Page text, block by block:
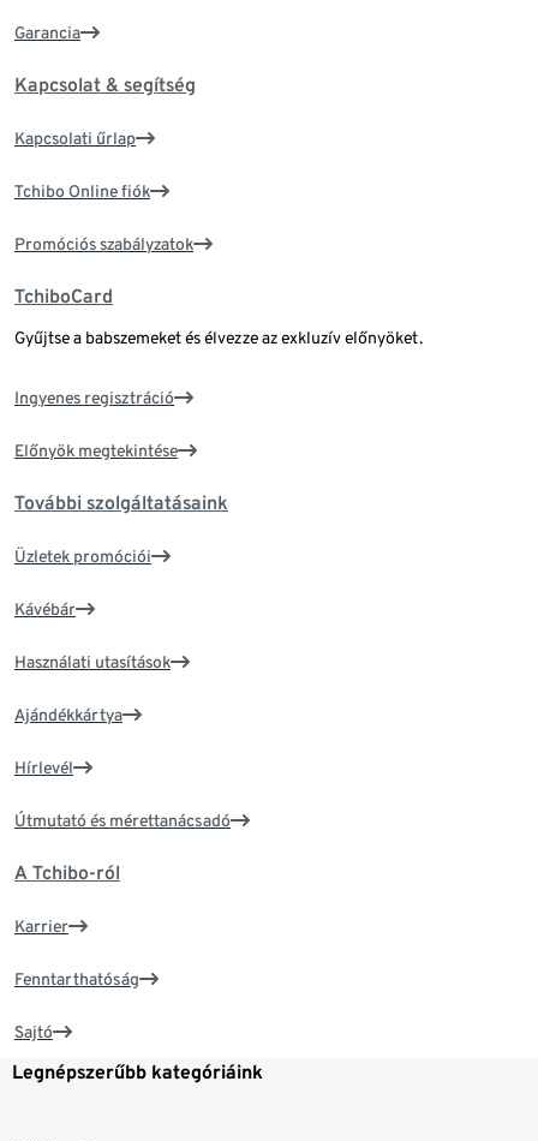
Garancia
Kapcsolat & segítség
Kapcsolati űrlap
Tchibo Online fiók
Promóciós szabályzatok
TchiboCard
Gyűjtse a babszemeket és élvezze az exkluzív előnyöket.
Ingyenes regisztráció
Előnyök megtekintése
További szolgáltatásaink
Üzletek promóciói
Kávébár
Használati utasítások
Ajándékkártya
Hírlevél
Útmutató és mérettanácsadó
A Tchibo-ról
Karrier
Fenntarthatóság
Sajtó
Legnépszerűbb kategóriáink